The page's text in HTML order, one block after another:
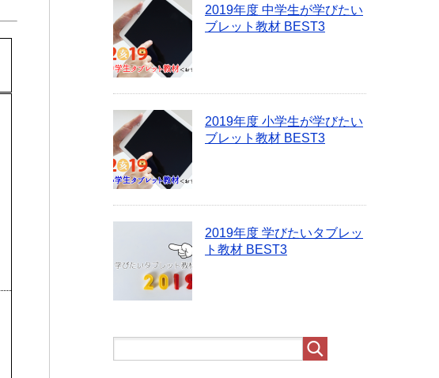
2019年度 中学生が学びたい
ブレット教材 BEST3
2019年度 小学生が学びたい
ブレット教材 BEST3
2019年度 学びたいタブレッ
ト教材 BEST3